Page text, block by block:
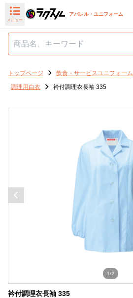
メニュー
アパレル・ユニフォーム
トップページ 飲食・サービスユニフォーム
調理用白衣
衿付調理衣長袖 335
1/2
衿付調理衣長袖 335